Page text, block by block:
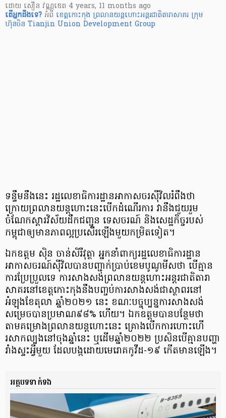
ដោយ សឿន វណ្ណឌេត 4 years, 11 months ago
តើ​អ្នក​ដឹងទេ? អំពី ខេត្តកោះកុង ព្រលានយន្តហោះអន្តរជាតិតារាសាគរ ក្រុម
ហ៊ុនចិន Tianjin Union Development Group
ទន្ទឹមនឹងនេះ រដ្ឋលេខាធិការដ្ឋានអាកាសចរស៊ីវិលរំពឹងថា
ក្រោយព្រលានយន្តហោះនេះបើកដំណើរការ វានឹងជួយរួម
ចំណែកស្តារវិស័យដឹកជញ្ជូន ទេសចរណ៍ និងសេដ្ឋកិច្ចរបស់
កម្ពុជាឲ្យមានភាពល្អប្រសើរឡើងមួយកម្រិតទៀត។
ឯកឧត្តម ស៊ិន ចាន់សិរីវុត្ថា អ្នកនាំពាក្យរដ្ឋលេខាធិការដ្ឋាន
អាកាសចរណ៍ស៊ីវិលបានបញ្ជាក់ប្រាប់ខេមបូណូមីសថា បើគ្មាន
ការប្រែប្រួលទេ ការសាងសង់ព្រលានយន្តហោះអន្តរជាតិតារា
សាគរនៅខេត្តកោះកុងនឹងបញ្ចប់ការសាងសង់ជាស្ថាពរនៅ
អំឡុងខែតុលា ឆ្នាំ២០២១ នេះ ខណៈបច្ចុប្បន្នការសាងសង់
សម្រេចបានប្រមាណ៩៨% ហើយ។ ឯកឧត្តមបានបន្ថែមថា
តាមគម្រោងព្រលានយន្តហោះនេះ គ្រោងបើកការហោះហើ
រសាកល្បងនៅចុងឆ្នាំនេះ ឬដើមឆ្នាំ២០២២ ប្រសិនបើគ្មានបញ្ហា
រាំងស្ទះអ្វីមួយ ដែលបង្កដោយមេរោគកូវីដ-១៩ កើតមានឡើង។
អត្ថបទទាក់ទង